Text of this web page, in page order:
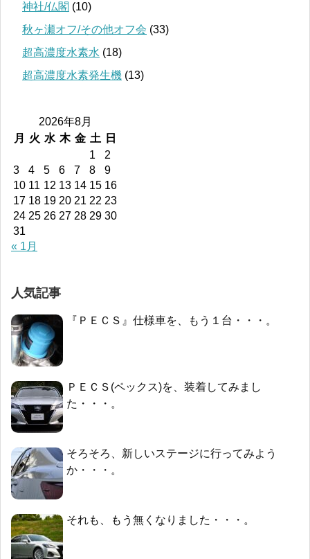
神社/仏閣 (10)
秋ヶ瀬オフ/その他オフ会 (33)
超高濃度水素水 (18)
超高濃度水素発生機 (13)
2026年8月
月
火 水 木 金 土 日
1
2
3
4 5 6 7 8
9
10 11 12 13 14 15 16
17 18 19 20 21 22 23
24 25 26 27 28 29 30
31
« 1月
人気記事
『ＰＥＣＳ』仕様車を、もう１台・・・。
ＰＥＣＳ(ペックス)を、装着してみまし
た・・・。
そろそろ、新しいステージに行ってみよう
か・・・。
それも、もう無くなりました・・・。